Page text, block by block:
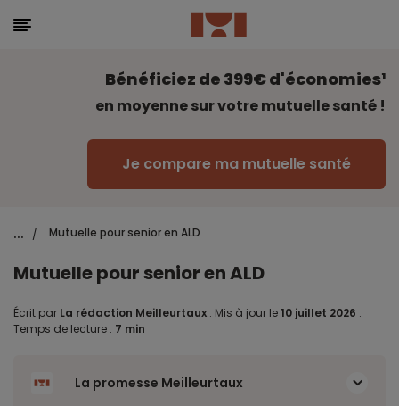
Bénéficiez de 399€ d'économies¹
en moyenne sur votre mutuelle santé !
Je compare ma mutuelle santé
... / Mutuelle pour senior en ALD
Mutuelle pour senior en ALD
Écrit par La rédaction Meilleurtaux . Mis à jour le 10 juillet 2026 .
Temps de lecture : 7 min
La promesse Meilleurtaux